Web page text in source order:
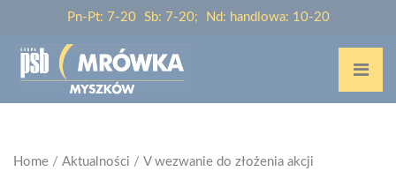
Pn-Pt: 7-20 Sb: 7-20; Nd: handlowa: 10-20
Home / Aktualności / V wezwanie do złożenia akcji